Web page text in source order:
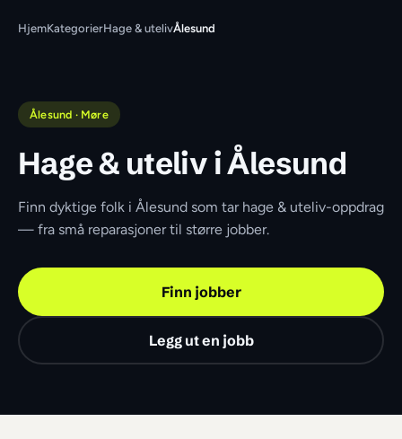
HjemKategorierHage & utelivÅlesund
Ålesund · Møre
Hage & uteliv i Ålesund
Finn dyktige folk i Ålesund som tar hage & uteliv-oppdrag
— fra små reparasjoner til større jobber.
Finn jobber
Legg ut en jobb